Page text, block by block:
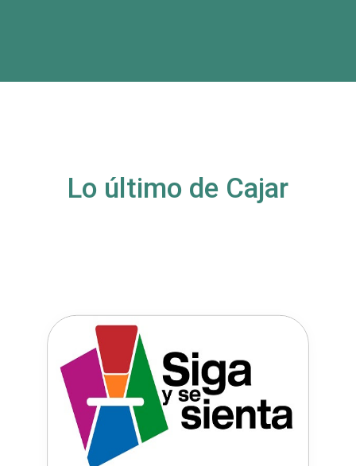
Lo último de Cajar